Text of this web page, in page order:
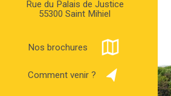
Rue du Palais de Justice
55300 Saint Mihiel
Nos brochures
Comment venir ?